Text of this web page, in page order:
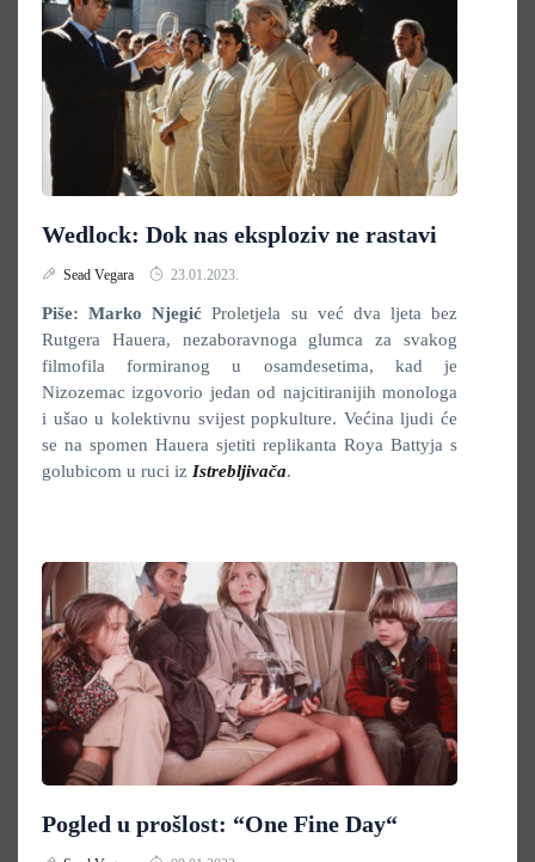
Wedlock: Dok nas eksploziv ne rastavi
Sead Vegara 23.01.2023.
Piše: Marko NjegićProletjela su već dva ljeta bez
Rutgera Hauera, nezaboravnoga glumca za svakog
filmofila formiranog u osamdesetima, kad je
Nizozemac izgovorio jedan od najcitiranijih monologa
i ušao u kolektivnu svijest popkulture. Većina ljudi će
se na spomen Hauera sjetiti replikanta Roya Battyja s
golubicom u ruci iz Istrebljivača.
Pogled u prošlost: “One Fine Day“